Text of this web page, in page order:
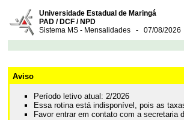
Universidade Estadual de Maringá
PAD / DCF / NPD
Sistema MS - Mensalidades - 07/08/2026
Aviso
Período letivo atual: 2/2026
Essa rotina está indisponível, pois as
Favor entrar em contato com a secretaria